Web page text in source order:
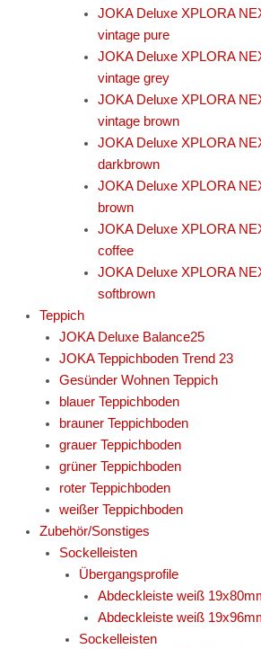
JOKA Deluxe XPLORA
vintage pure
JOKA Deluxe XPLORA
vintage grey
JOKA Deluxe XPLORA
vintage brown
JOKA Deluxe XPLORA
darkbrown
JOKA Deluxe XPLORA
brown
JOKA Deluxe XPLORA
coffee
JOKA Deluxe XPLORA
softbrown
Teppich
JOKA Deluxe Balance25
JOKA Teppichboden Trend 23
Gesünder Wohnen Teppich
blauer Teppichboden
brauner Teppichboden
grauer Teppichboden
grüner Teppichboden
roter Teppichboden
weißer Teppichboden
Zubehör/Sonstiges
Sockelleisten
Übergangsprofile
Abdeckleiste weiß
Abdeckleiste weiß
Sockelleisten